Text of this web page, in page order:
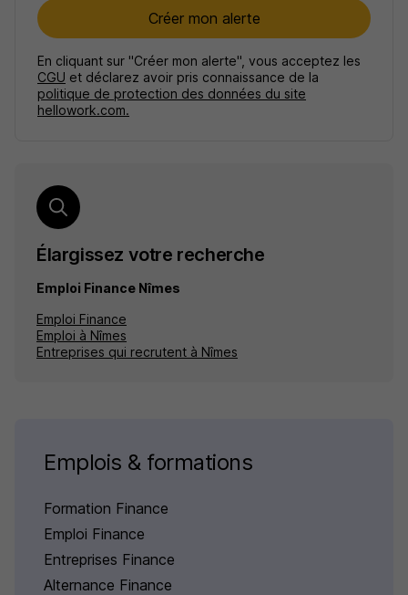
Créer mon alerte
En cliquant sur "Créer mon alerte", vous acceptez les
CGU et déclarez avoir pris connaissance de la
politique de protection des données du site
hellowork.com.
Élargissez votre recherche
Emploi Finance Nîmes
Emploi Finance
Emploi à Nîmes
Entreprises qui recrutent à Nîmes
Emplois & formations
Formation Finance
Emploi Finance
Entreprises Finance
Alternance Finance